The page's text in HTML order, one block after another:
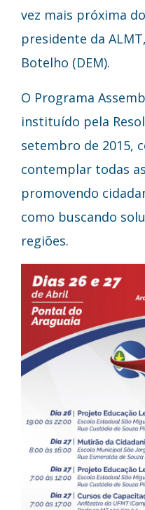
vez mais próxima
presidente da
Botelho (DEM).
O Programa
instituído pela
setembro de 2015,
contemplar todas
promovendo
como buscando
regiões.